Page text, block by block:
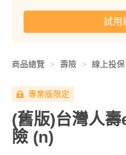
試用
商品總覽 壽險 線上投保
專業版限定
(舊版)台灣人
險 (n)